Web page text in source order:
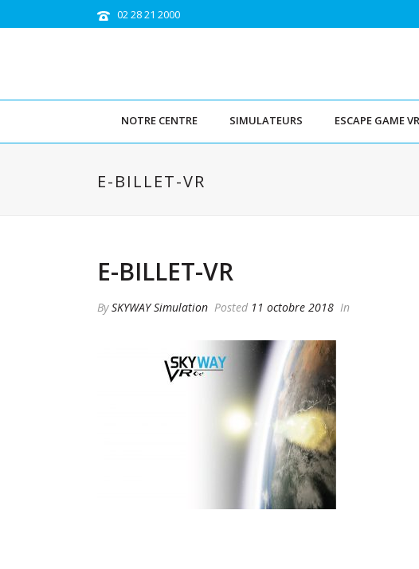
02 28 21 2000
NOTRE CENTRE SIMULATEURS ESCAPE GAME VR
E-BILLET-VR
E-BILLET-VR
BySKYWAY Simulation Posted 11 octobre 2018 In